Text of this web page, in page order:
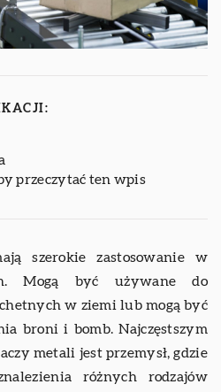
przeczytać ten wpis
szerokie zastosowanie w
Mogą być używane do
w ziemi lub mogą być
broni i bomb. Najczęstszym
metali jest przemysł, gdzie
różnych rodzajów